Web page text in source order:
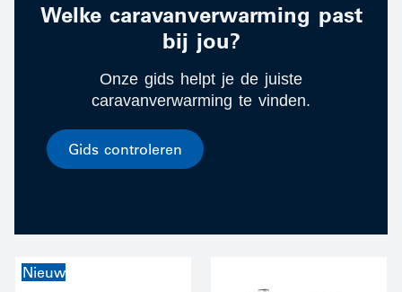
Welke caravanverwarming past
bij jou?
Onze gids helpt je de juiste
caravanverwarming te vinden.
Gids controleren
Nieuw